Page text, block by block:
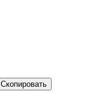
Скопировать